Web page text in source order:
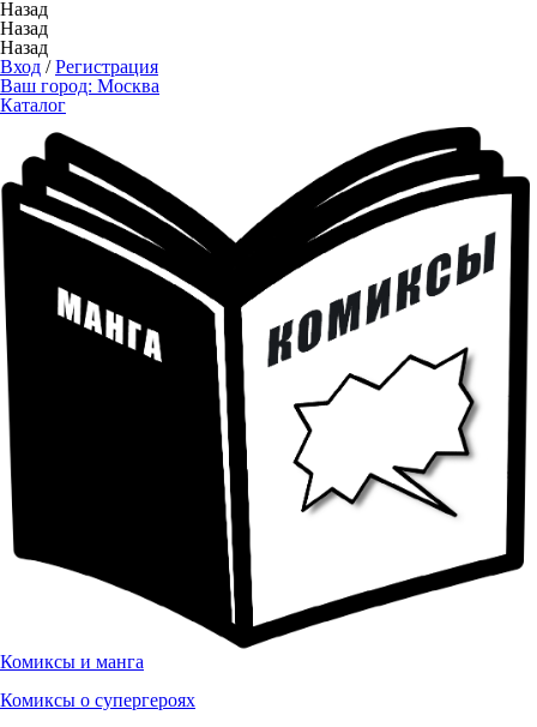
Назад
Назад
Назад
Вход /Регистрация
Ваш город: Москва
Каталог
Комиксы и манга
Комиксы о супергероях